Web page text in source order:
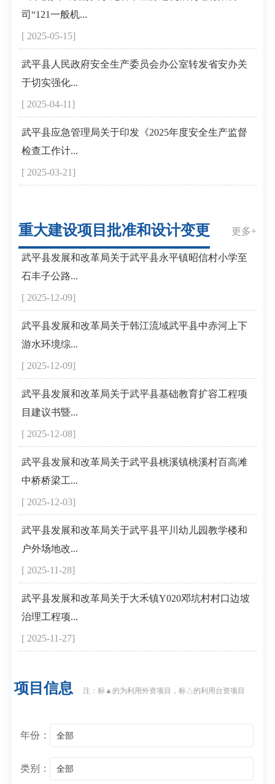
[ 2025-05-15]
司“121一般机...
[ 2025-04-11]
武平县人民政府安全生产委员会办公室转发省安办关
于切实强化...
[ 2025-03-21]
武平县应急管理局关于印发《2025年度安全生产监督
检查工作计...
重大建设项目批准和设计变更 更多+
[ 2025-12-09]
武平县发展和改革局关于武平县永平镇昭信村小学至
石丰子公路...
[ 2025-12-09]
武平县发展和改革局关于韩江流域武平县中赤河上下
游水环境综...
[ 2025-12-08]
武平县发展和改革局关于武平县基础教育扩容工程项
目建议书暨...
[ 2025-12-03]
武平县发展和改革局关于武平县桃溪镇桃溪村百高滩
中桥桥梁工...
[ 2025-11-28]
武平县发展和改革局关于武平县平川幼儿园教学楼和
户外场地改...
[ 2025-11-27]
武平县发展和改革局关于大禾镇Y020邓坑村村口边坡
治理工程项...
项目信息 注：标▲的为利用外资项目，标△的利用台资项目
年份： 全部
类别： 全部